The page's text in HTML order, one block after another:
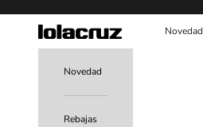
Lolacruz Novedad
Novedad
Rebajas